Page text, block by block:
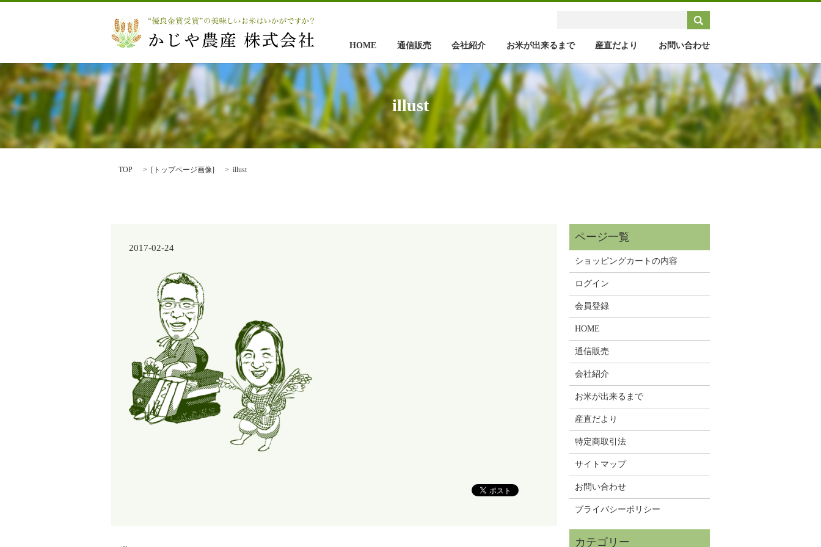
HOME 通信販売 会社紹介 お米が出来るまで 産直だより お問い合わせ
illust
TOP [ トップページ画像] illust
2017-02-24
ショッピングカートの内容
ログイン
会員登録
HOME
通信販売
会社紹介
お米が出来るまで
産直だより
特定商取引法
サイトマップ
お問い合わせ
プライバシーポリシー